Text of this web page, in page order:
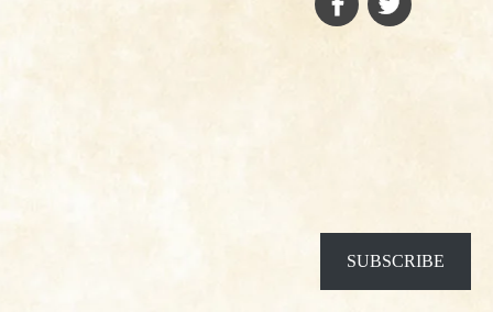
SUBSCRIBE